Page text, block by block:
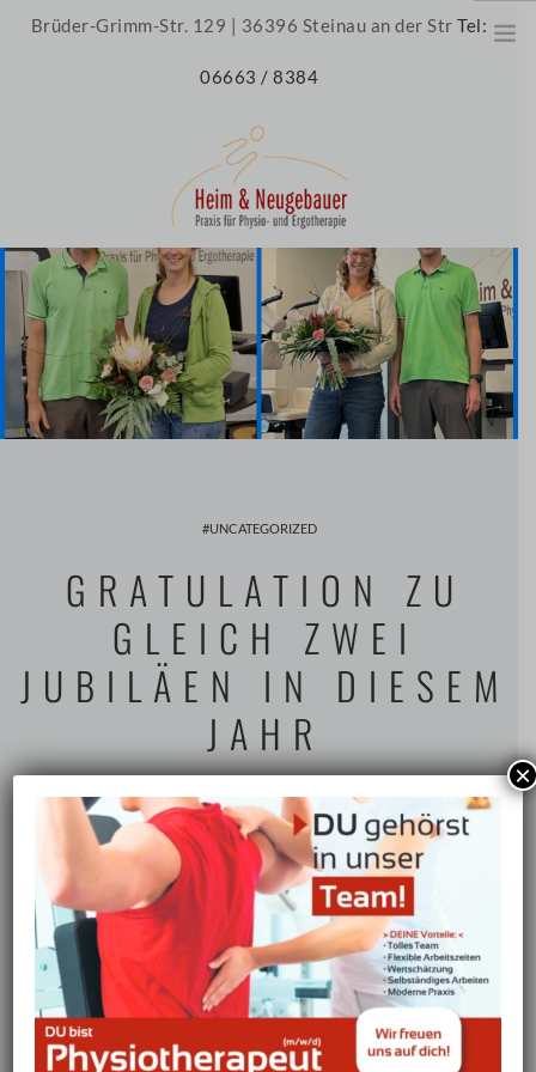
Brüder-Grimm-Str. 129 | 36396 Steinau an der Str Tel:
06663 / 8384
HOME
ÜBER UNS
UNSERE PRAXIS
UNSER TEAM
JOBS
ERGOTHERAPIE
HEILPRAKTIKER
PHYSIOTHERAPIE
TRAINING
MEDIZINISCHE
TRAININGSTHERAPIE
KURSE
YOGA
PILATES
PRÄVENTIVE
PRÄVENTIVES
UNCATEGORIZED
GRATULATION ZU
GLEICH ZWEI
JUBILÄEN IN DIESEM
JAHR
In diesem Jahr gratulieren wir unserer Physiotherapeutin Nina
Bahn zur 10 jährigen Praxisteamzugehörigkeit und unserer
Ergotherapeutin Lisa-Marlen Neugebauer zu 15 Jahren in
unserem Team. Wir sind unheimlich stolz darauf, dass Nina und
Lisa schon seit so langer Zeit zu uns gehören. Durch ihre
freundliche, aufgeschlossene Art und ihr breit gefächertes
Fachwissen, welches unter anderem aus der langjährigen
Berufspraxis aber auch aus der stetigen Teilnahme an Fort- und
Weiterbildungen stammt sind sie beide geschätzte
Therapeutinnen und Kolleginnen. Wir bedanken uns auch auf
diesem Wege nochmal ganz herzlich für die tolle Zusammenarbeit
×